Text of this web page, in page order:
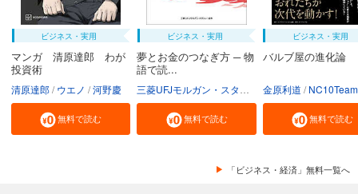
ビジネス・実用
マンガ 清原達郎 わが
投資術
清原達郎 ウエノ 河野慶
無料で読む
ビジネス・実用
夢とお金のつなぎ方 ─ 物
語で読...
三菱UFJモルガン・スタンレー証券株式会社
無料で読む
ビジネス・実用
バルブ屋の進化論
金原利道 NC10Team
無料で読む
「ビジネス・経済」無料一覧へ